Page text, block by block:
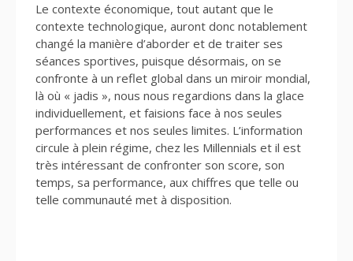
Le contexte économique, tout autant que le
contexte technologique, auront donc notablement
changé la manière d’aborder et de traiter ses
séances sportives, puisque désormais, on se
confronte à un reflet global dans un miroir mondial,
là où « jadis », nous nous regardions dans la glace
individuellement, et faisions face à nos seules
performances et nos seules limites. L’information
circule à plein régime, chez les Millennials et il est
très intéressant de confronter son score, son
temps, sa performance, aux chiffres que telle ou
telle communauté met à disposition.